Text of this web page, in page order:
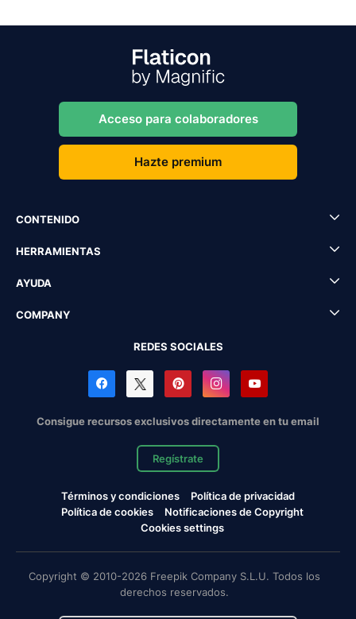
Acceso para colaboradores
Hazte premium
CONTENIDO
HERRAMIENTAS
AYUDA
COMPANY
REDES SOCIALES
Consigue recursos exclusivos directamente en tu email
Regístrate
Términos y condiciones
Política de privacidad
Política de cookies
Notificaciones de Copyright
Cookies settings
Copyright © 2010-2026 Freepik Company S.L.U. Todos los
derechos reservados.